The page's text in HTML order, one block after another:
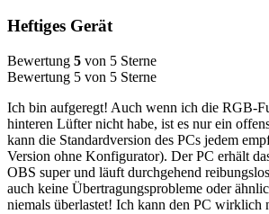
Heftiges Gerät
Bewertung 5 von 5 Sterne
Bewertung 5 von 5 Sterne
Ich bin aufgeregt! Auch wenn ich die RGB-
hinteren Lüfter nicht habe, ist es nur ein
kann die Standardversion des PCs jedem
Version ohne Konfigurator). Der PC erhält
OBS super und läuft durchgehend
auch keine Übertragungsprobleme oder
niemals überlastet! Ich kann den PC wirklich